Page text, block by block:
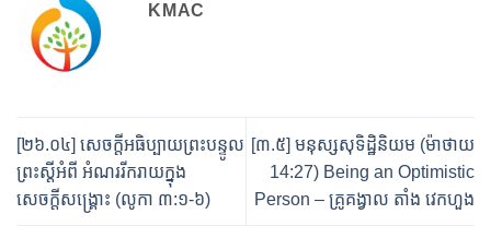
KMAC
[២៦.០៤]​​ សេចក្តីអធិប្បាយព្រះបន្ទូល
ព្រះស្តីអំពី អំណររីករាយក្នុង
សេចក្តីសង្គ្រោះ (លូកា ៣:១-៦)
[៣.៥] មនុស្សសុទិដ្ឋិនិយម (ម៉ាថាយ​
14:27) Being an Optimistic
Person – គ្រូគង្វាល តាំង វេកហួង